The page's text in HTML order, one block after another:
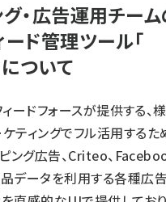
・広告運用チー
ド管理ツール「
ついて
ードフォースが提供する、
ティングでフル活用するた
ング広告、Criteo、
データを利用する各種広